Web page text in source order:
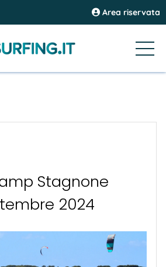
Area riservata
Stagnone
2024